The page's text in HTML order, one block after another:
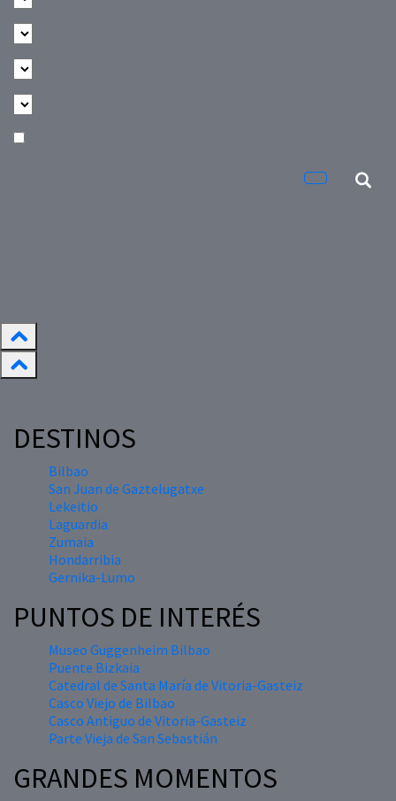
DESTINOS
Bilbao
San Juan de Gaztelugatxe
Lekeitio
Laguardia
Zumaia
Hondarribia
Gernika-Lumo
PUNTOS DE INTERÉS
Museo Guggenheim Bilbao
Puente Bizkaia
Catedral de Santa María de Vitoria-Gasteiz
Casco Viejo de Bilbao
Casco Antiguo de Vitoria-Gasteiz
Parte Vieja de San Sebastián
GRANDES MOMENTOS